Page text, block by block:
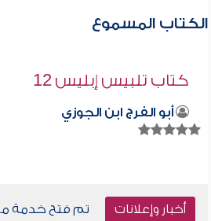
الكتاب المسموع
كتاب تلبيس إبليس 12
أبو الفرج ابن الجوزي
أخبار وإعلانات
تم فتح خدمة